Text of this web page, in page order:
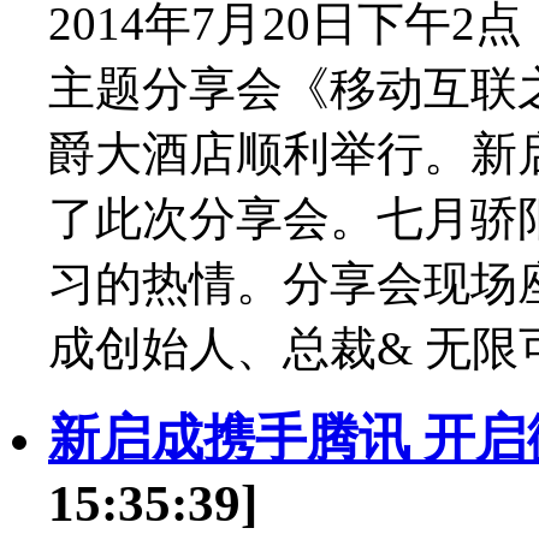
2014年7月20日下午2
主题分享会《移动互
爵大酒店顺利举行。
了此次分享会。七月
习的热情。分享会现
成创始人、总裁& 无限
新启成携手腾讯 开
15:35:39]